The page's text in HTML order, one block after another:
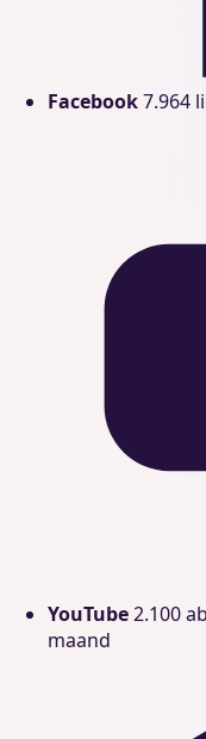
Facebook7.964
YouTube2.100
maand